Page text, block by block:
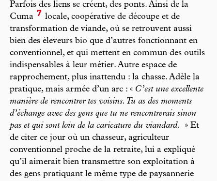
Parfois des liens se créent, des ponts. Ainsi de la
Cuma 7 locale, coopérative de découpe et de
transformation de viande, où se retrouvent aussi
bien des éleveurs bio que d’autres fonctionnant en
conventionnel, et qui mettent en commun des outils
indispensables à leur métier. Autre espace de
rapprochement, plus inattendu : la chasse. Adèle la
pratique, mais armée d’un arc : « C’est une excellente
manière de rencontrer tes voisins. Tu as des moments
d’échange avec des gens que tu ne rencontrerais sinon
pas et qui sont loin de la caricature du viandard.
» Et
de citer ce jour où un chasseur, agriculteur
conventionnel proche de la retraite, lui a expliqué
qu’il aimerait bien transmettre son exploitation à
des gens pratiquant le même type de paysannerie